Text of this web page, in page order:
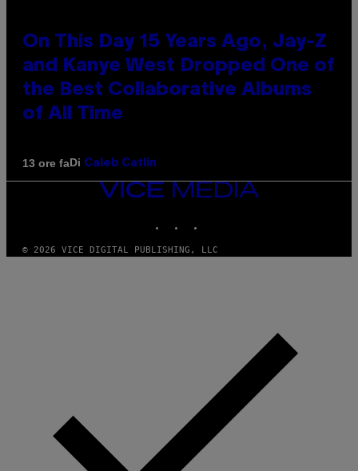
On This Day 15 Years Ago, Jay-Z
and Kanye West Dropped One of
the Best Collaborative Albums
of All Time
13 ore faDi Caleb Catlin
VICE
© 2026 VICE DIGITAL PUBLISHING, LLC